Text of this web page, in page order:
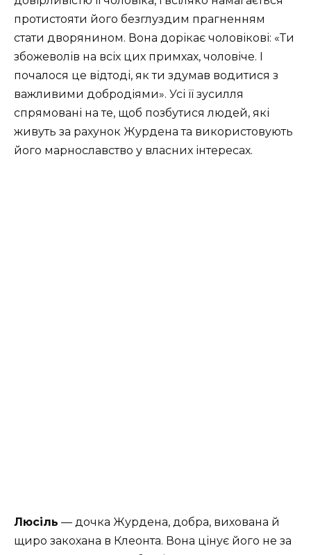
протистояти його безглуздим прагненням
стати дворянином. Вона дорікає чоловікові: «Ти
збожеволів на всіх цих примхах, чоловіче. І
почалося це відтоді, як ти здумав водитися з
важливими добродіями». Усі її зусилля
спрямовані на те, щоб позбутися людей, які
живуть за рахунок Журдена та використовують
його марнославство у власних інтересах.
Люсіль — дочка Журдена, добра, вихована й
щиро закохана в Клеонта. Вона цінує його не за